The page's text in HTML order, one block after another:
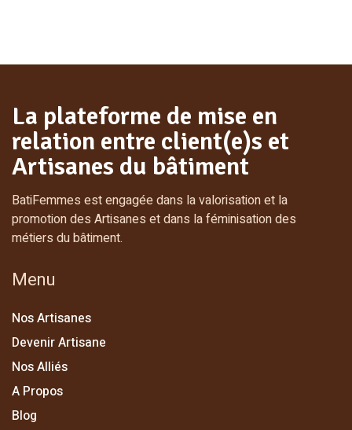
La plateforme de mise en
relation entre client(e)s et
Artisanes du bâtiment
BatiFemmes est engagée dans la valorisation et la
promotion des Artisanes et dans la féminisation des
métiers du bâtiment.
Menu
Nos Artisanes
Devenir Artisane
Nos Alliés
A Propos
Blog